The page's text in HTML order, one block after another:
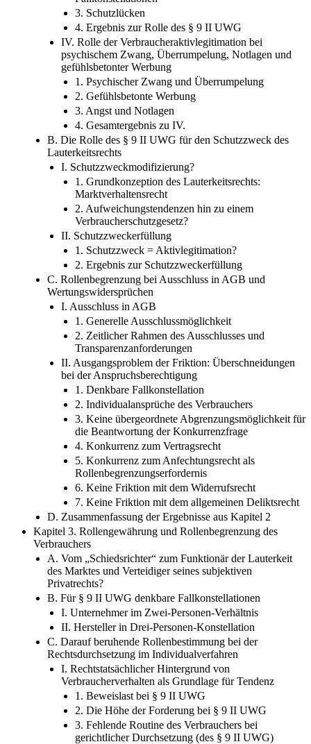
3. Schutzlücken
4. Ergebnis zur Rolle des § 9 II UWG
IV. Rolle der Verbraucheraktivlegitimation bei
psychischem Zwang, Überrumpelung, Notlagen und
gefühlsbetonter Werbung
1. Psychischer Zwang und Überrumpelung
2. Gefühlsbetonte Werbung
3. Angst und Notlagen
4. Gesamtergebnis zu IV.
B. Die Rolle des § 9 II UWG für den Schutzzweck des
Lauterkeitsrechts
I. Schutzzweckmodifizierung?
1. Grundkonzeption des Lauterkeitsrechts:
Marktverhaltensrecht
2. Aufweichungstendenzen hin zu einem
Verbraucherschutzgesetz?
II. Schutzzweckerfüllung
1. Schutzzweck = Aktivlegitimation?
2. Ergebnis zur Schutzzweckerfüllung
C. Rollenbegrenzung bei Ausschluss in AGB und
Wertungswidersprüchen
I. Ausschluss in AGB
1. Generelle Ausschlussmöglichkeit
2. Zeitlicher Rahmen des Ausschlusses und
Transparenzanforderungen
II. Ausgangsproblem der Friktion: Überschneidungen
bei der Anspruchsberechtigung
1. Denkbare Fallkonstellation
2. Individualansprüche des Verbrauchers
3. Keine übergeordnete Abgrenzungsmöglichkeit für
die Beantwortung der Konkurrenzfrage
4. Konkurrenz zum Vertragsrecht
5. Konkurrenz zum Anfechtungsrecht als
Rollenbegrenzungserfordernis
6. Keine Friktion mit dem Widerrufsrecht
7. Keine Friktion mit dem allgemeinen Deliktsrecht
D. Zusammenfassung der Ergebnisse aus Kapitel 2
Kapitel 3. Rollengewährung und Rollenbegrenzung des
Verbrauchers
A. Vom „Schiedsrichter“ zum Funktionär der Lauterkeit
des Marktes und Verteidiger seines subjektiven
Privatrechts?
B. Für § 9 II UWG denkbare Fallkonstellationen
I. Unternehmer im Zwei-Personen-Verhältnis
II. Hersteller in Drei-Personen-Konstellation
C. Darauf beruhende Rollenbestimmung bei der
Rechtsdurchsetzung im Individualverfahren
I. Rechtstatsächlicher Hintergrund von
Verbraucherverhalten als Grundlage für Tendenz
1. Beweislast bei § 9 II UWG
2. Die Höhe der Forderung bei § 9 II UWG
3. Fehlende Routine des Verbrauchers bei
gerichtlicher Durchsetzung (des § 9 II UWG)